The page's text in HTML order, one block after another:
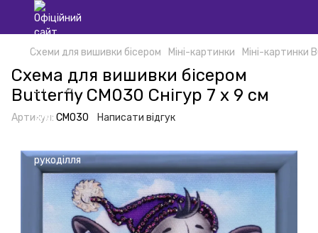
Схеми для вишивки бісером Міні-картинки Міні-картинки
Схема для вишивки бісером
Butterfly СМ030 Снігур 7 х 9 см
Артикул: СМ030 Написати відгук